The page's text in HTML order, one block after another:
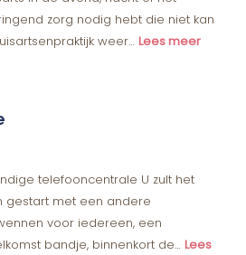
zorg nodig hebt die niet kan
weer… Lees meer
telefooncentrale U zult het
gestart met een andere
voor iedereen, een
bandje, binnenkort de… Lees